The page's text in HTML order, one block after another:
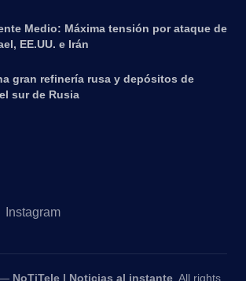
Medio: Máxima tensión por ataque de
EE.UU. e Irán
gran refinería rusa y depósitos de
sur de Rusia
Instagram
— NoTiTele | Noticias al instante . All rights